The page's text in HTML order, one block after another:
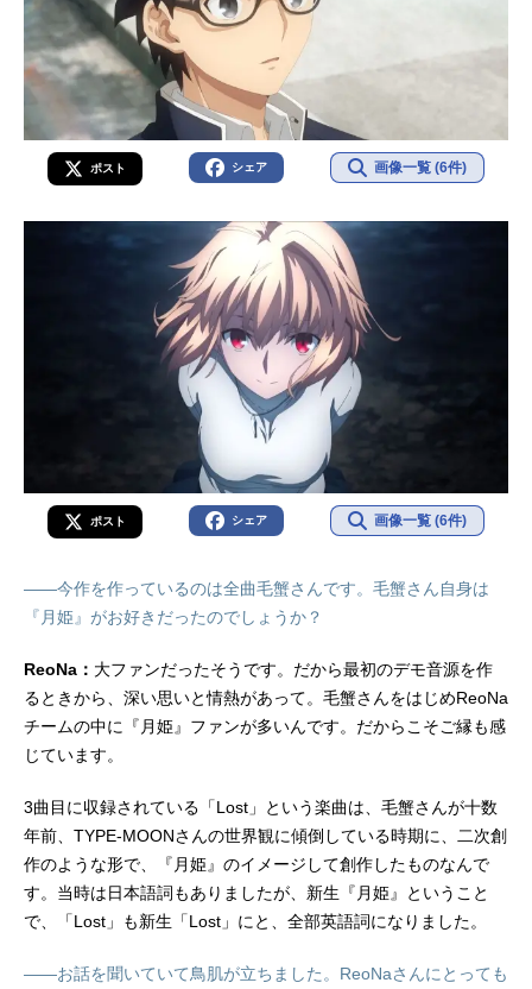
ポスト シェア 画像一覧 (6件)
ポスト シェア 画像一覧 (6件)
――今作を作っているのは全曲毛蟹さんです。毛蟹さん自身は
『月姫』がお好きだったのでしょうか？
ReoNa： 大ファンだったそうです。だから最初のデモ音源を作
るときから、深い思いと情熱があって。毛蟹さんをはじめReoNa
チームの中に『月姫』ファンが多いんです。だからこそご縁も感
じています。
3曲目に収録されている「Lost」という楽曲は、毛蟹さんが十数
年前、TYPE-MOONさんの世界観に傾倒している時期に、二次創
作のような形で、『月姫』のイメージして創作したものなんで
す。当時は日本語詞もありましたが、新生『月姫』ということ
で、「Lost」も新生「Lost」にと、全部英語詞になりました。
――お話を聞いていて鳥肌が立ちました。ReoNaさんにとっても